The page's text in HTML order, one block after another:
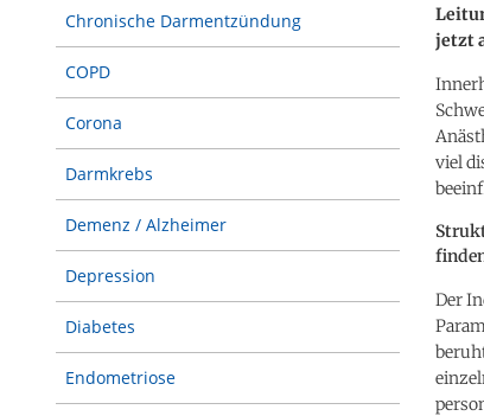
Chronische Darmentzündung
COPD
Corona
Darmkrebs
Demenz / Alzheimer
Depression
Diabetes
Endometriose
jetzt
viel
Der